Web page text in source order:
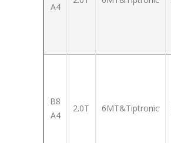
A4
B8
A4
2.0T 6MT&Tiptronic